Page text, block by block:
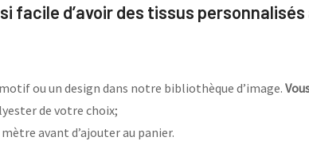
facile d’avoir des tissus
ou un design dans notre bibliothèque d’image.
de votre choix;
avant d’ajouter au panier.